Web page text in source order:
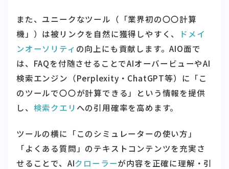
また、ユニークなツール（「業界初の〇〇計算
機」）は被リンクを自然に獲得しやすく、
ドメイ
ンオーソリティ の向上にも貢献します。AIO面で
は、FAQを付随させることでAIオーバービューやAI
検索エンジン（Perplexity・ChatGPT等）に「こ
のツールで〇〇が計算できる」という情報を提供
し、 検索クエリ への引用確率を高めます。
ツールの横に「このシミュレーターの使い方」
「よくある質問」のテキストコンテンツを充実さ
せることで、AIクローラーが内容を正確に理解・引